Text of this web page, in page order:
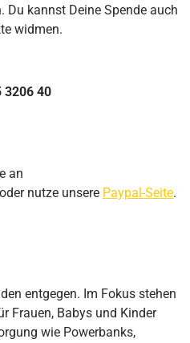
Du kannst Deine Spende auch
widmen.
3206 40
an
oder nutze unsere Paypal-Seite.
entgegen. Im Fokus stehen
Frauen, Babys und Kinder
wie Powerbanks,